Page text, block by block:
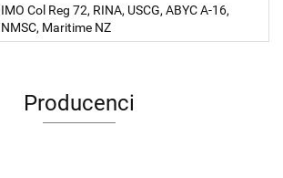
IMO Col Reg 72, RINA, USCG, ABYC A-16,
NMSC, Maritime NZ
Producenci